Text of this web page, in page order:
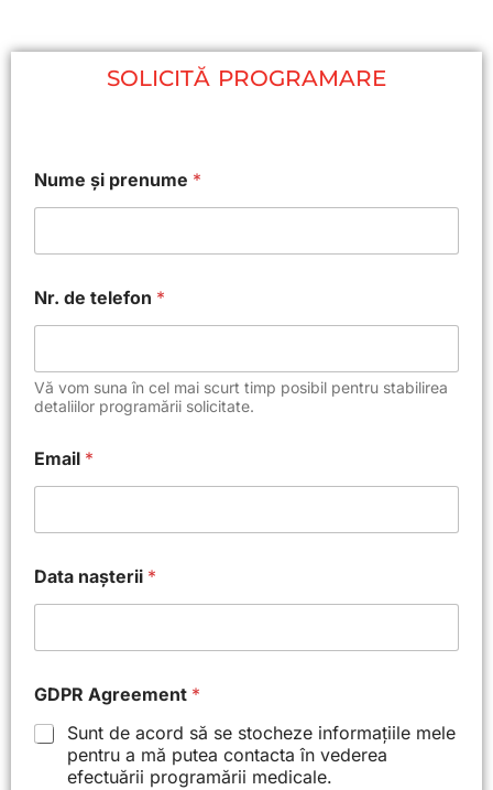
SOLICITĂ PROGRAMARE
Nume și prenume *
Nr. de telefon *
Vă vom suna în cel mai scurt timp posibil pentru stabilirea
detaliilor programării solicitate.
Email *
e
A
r
e
m
e
n
Data nașterii *
GDPR Agreement *
Sunt de acord să se stocheze informațiile mele
pentru a mă putea contacta în vederea
efectuării programării medicale.